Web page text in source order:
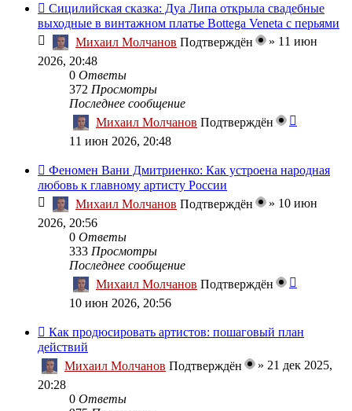
Сицилийская сказка: Дуа Липа открыла свадебные
выходные в винтажном платье Bottega Veneta с перьями
Михаил Молчанов Подтверждён » 11 июн
2026, 20:48
0 Ответы
372 Просмотры
Последнее сообщение
Михаил Молчанов Подтверждён
11 июн 2026, 20:48
Феномен Вани Дмитриенко: Как устроена народная
любовь к главному артисту России
Михаил Молчанов Подтверждён » 10 июн
2026, 20:56
0 Ответы
333 Просмотры
Последнее сообщение
Михаил Молчанов Подтверждён
10 июн 2026, 20:56
Как продюсировать артистов: пошаговый план
действий
Михаил Молчанов Подтверждён » 21 дек 2025,
20:28
0 Ответы